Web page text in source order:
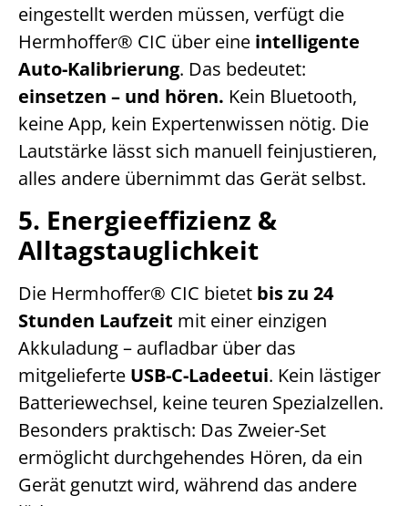
eingestellt werden müssen, verfügt die
Hermhoffer® CIC über eine intelligente
Auto-Kalibrierung. Das bedeutet:
einsetzen – und hören. Kein Bluetooth,
keine App, kein Expertenwissen nötig. Die
Lautstärke lässt sich manuell feinjustieren,
alles andere übernimmt das Gerät selbst.
5. Energieeffizienz &
Alltagstauglichkeit
Die Hermhoffer® CIC bietet bis zu 24
Stunden Laufzeit mit einer einzigen
Akkuladung – aufladbar über das
mitgelieferte USB-C-Ladeetui. Kein lästiger
Batteriewechsel, keine teuren Spezialzellen.
Besonders praktisch: Das Zweier-Set
ermöglicht durchgehendes Hören, da ein
Gerät genutzt wird, während das andere